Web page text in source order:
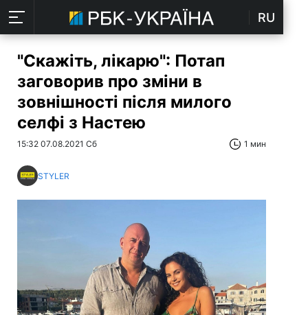
RU
"Скажіть, лікарю": Потап
заговорив про зміни в
зовнішності після милого
селфі з Настею
15:32 07.08.2021 Сб 1 мин
STYLER